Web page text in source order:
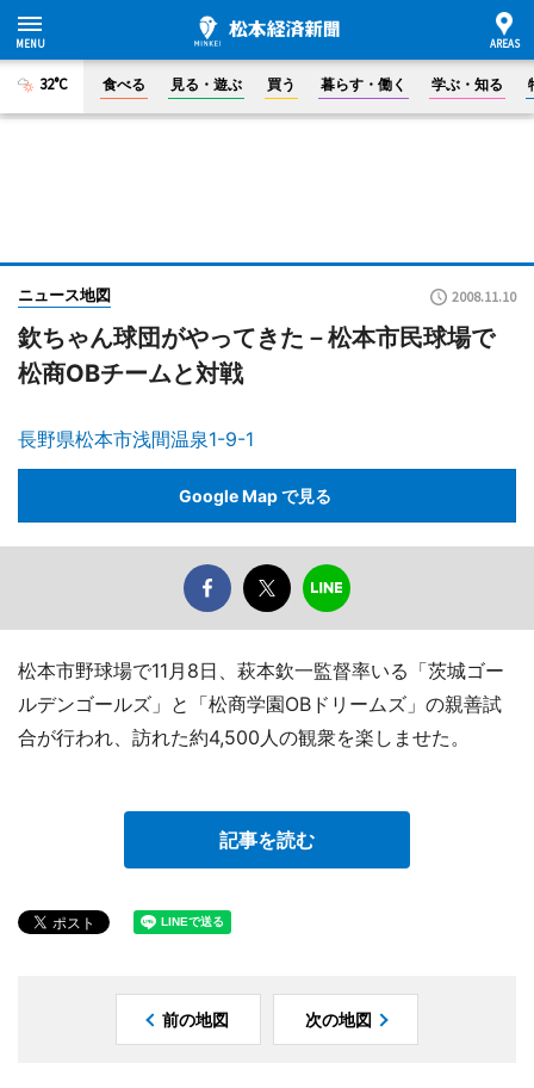
32°C 食べる 見る・遊ぶ 買う 暮らす・働く 学ぶ・知る
ニュース地図 2008.11.10
欽ちゃん球団がやってきた－松本市民球場で
松商OBチームと対戦
長野県松本市浅間温泉1-9-1
Google Map で見る
松本市野球場で11月8日、萩本欽一監督率いる「茨城ゴー
ルデンゴールズ」と「松商学園OBドリームズ」の親善試
合が行われ、訪れた約4,500人の観衆を楽しませた。
記事を読む
前の地図 次の地図